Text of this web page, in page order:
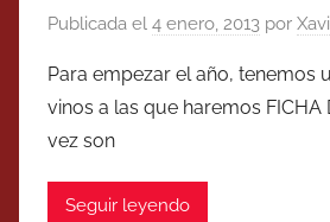
Publicada el 4 enero, 2013 por
Para empezar el año, tenemos
vinos a las que haremos FICHA
vez son
Seguir leyendo